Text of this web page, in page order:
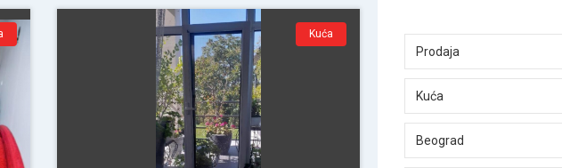
Kuća
Prodaja
Kuća
Beograd